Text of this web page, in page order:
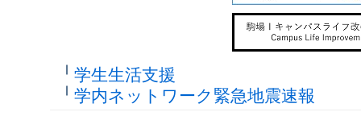
学生生活支援
学内ネットワーク緊急地震速報